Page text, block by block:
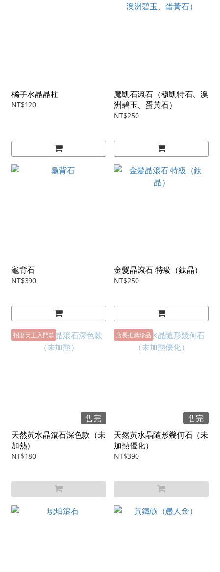
橘子水晶晶柱
NT$120
魔凱石滾石（穆凱特石、澳
洲碧玉、蛋黃石）
NT$250
龜背石
NT$390
金髮晶滾石 特級（鈦晶）
NT$250
招財天王入門款
售完
天然黃水晶滾石深色款（未
加熱）
NT$180
店長推薦珍品
售完
天然黃水晶隨形幾何石（未
加熱優化）
NT$390